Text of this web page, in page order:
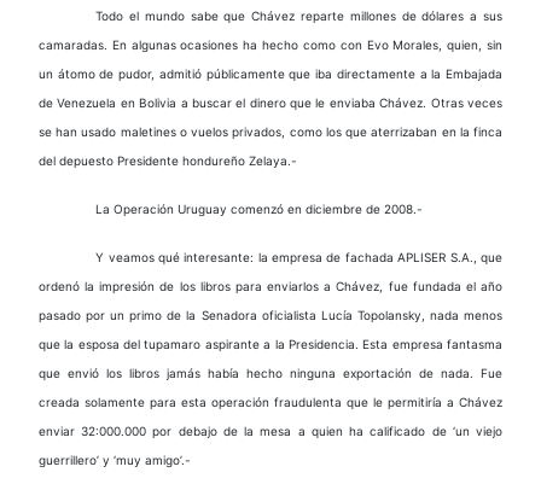
Todo el mundo sabe que Chávez reparte millones de dólares a sus
camaradas. En algunas ocasiones ha hecho como con Evo Morales, quien, sin
un átomo de pudor, admitió públicamente que iba directamente a la Embajada
de Venezuela en Bolivia a buscar el dinero que le enviaba Chávez. Otras veces
se han usado maletines o vuelos privados, como los que aterrizaban en la finca
del depuesto Presidente hondureño Zelaya.-
La Operación Uruguay comenzó en diciembre de 2008.-
Y veamos qué interesante: la empresa de fachada APLISER S.A., que
ordenó la impresión de los libros para enviarlos a Chávez, fue fundada el año
pasado por un primo de la Senadora oficialista Lucía Topolansky, nada menos
que la esposa del tupamaro aspirante a la Presidencia. Esta empresa fantasma
que envió los libros jamás había hecho ninguna exportación de nada. Fue
creada solamente para esta operación fraudulenta que le permitiría a Chávez
enviar 32:000.000 por debajo de la mesa a quien ha calificado de ‘un viejo
guerrillero’ y ‘muy amigo’.-